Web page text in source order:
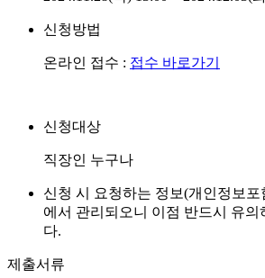
신청방법
온라인 접수 : 접수 바로가기
신청대상
직장인 누구나
신청 시 요청하는 정보(개인정보
에서 관리되오니 이점 반드시 유의
다.
제출서류